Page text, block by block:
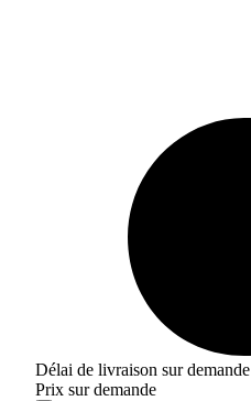
Délai de livraison sur demande
Prix sur demande